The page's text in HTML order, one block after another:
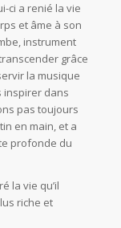
ci a renié la vie
et âme à son
instrument
grâce
la musique
inspirer dans
pas toujours
en main, et a
profonde du
la vie qu’il
riche et